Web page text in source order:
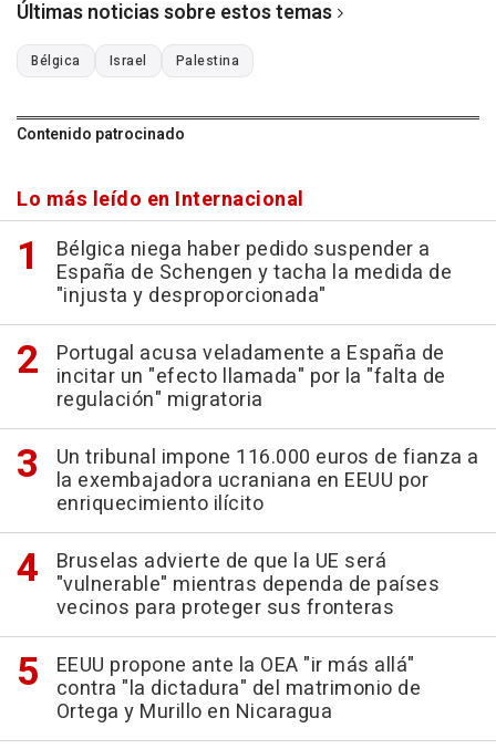
Últimas noticias sobre estos temas
Bélgica Israel Palestina
Contenido patrocinado
Lo más leído en Internacional
Bélgica niega haber pedido suspender a
España de Schengen y tacha la medida de
"injusta y desproporcionada"
Portugal acusa veladamente a España de
incitar un "efecto llamada" por la "falta de
regulación" migratoria
Un tribunal impone 116.000 euros de fianza a
la exembajadora ucraniana en EEUU por
enriquecimiento ilícito
Bruselas advierte de que la UE será
"vulnerable" mientras dependa de países
vecinos para proteger sus fronteras
EEUU propone ante la OEA "ir más allá"
contra "la dictadura" del matrimonio de
Ortega y Murillo en Nicaragua